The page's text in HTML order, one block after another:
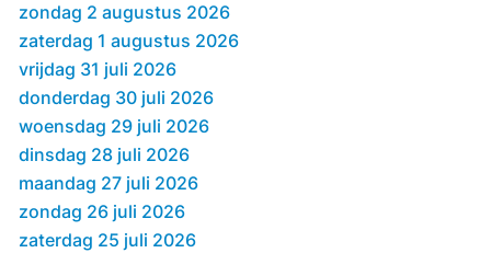
zondag 2 augustus 2026
zaterdag 1 augustus 2026
vrijdag 31 juli 2026
donderdag 30 juli 2026
woensdag 29 juli 2026
dinsdag 28 juli 2026
maandag 27 juli 2026
zondag 26 juli 2026
zaterdag 25 juli 2026